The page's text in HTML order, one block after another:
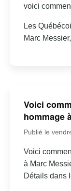
voici
Les
Marc
Voici
hommage
Publié le
Voici
à Marc
Détails dans